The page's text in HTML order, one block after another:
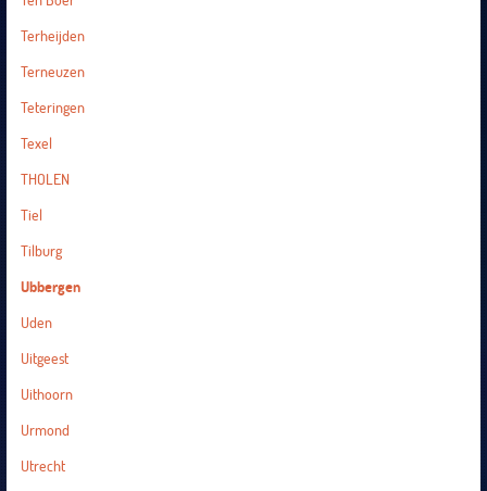
Terheijden
Terneuzen
Teteringen
Texel
THOLEN
Tiel
Tilburg
Ubbergen
Uden
Uitgeest
Uithoorn
Urmond
Utrecht